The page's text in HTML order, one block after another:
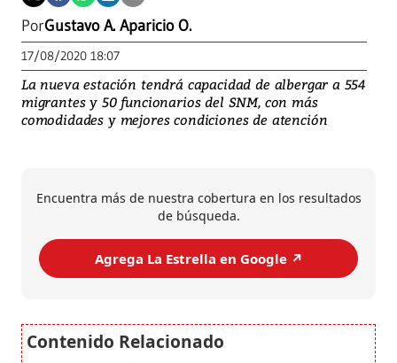
PorGustavo A. Aparicio O.
17/08/2020 18:07
La nueva estación tendrá capacidad de albergar a 554
migrantes y 50 funcionarios del SNM, con más
comodidades y mejores condiciones de atención
Encuentra más de nuestra cobertura en los resultados
de búsqueda.
Agrega La Estrella en Google ↗️